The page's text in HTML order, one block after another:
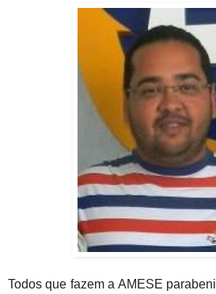
Todos que fazem a AMESE